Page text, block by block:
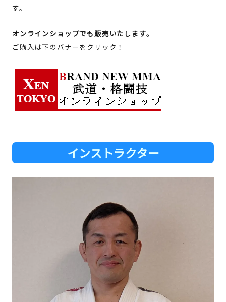
す。
オンラインショップでも販売いたします。
ご購入は下のバナーをクリック！
インストラクター